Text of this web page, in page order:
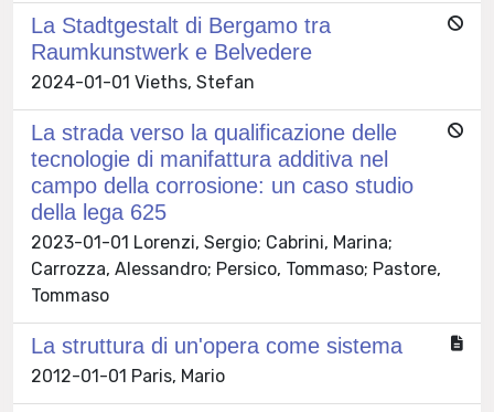
La Stadtgestalt di Bergamo tra
Raumkunstwerk e Belvedere
2024-01-01 Vieths, Stefan
La strada verso la qualificazione delle
tecnologie di manifattura additiva nel
campo della corrosione: un caso studio
della lega 625
2023-01-01 Lorenzi, Sergio; Cabrini, Marina;
Carrozza, Alessandro; Persico, Tommaso; Pastore,
Tommaso
La struttura di un'opera come sistema
2012-01-01 Paris, Mario